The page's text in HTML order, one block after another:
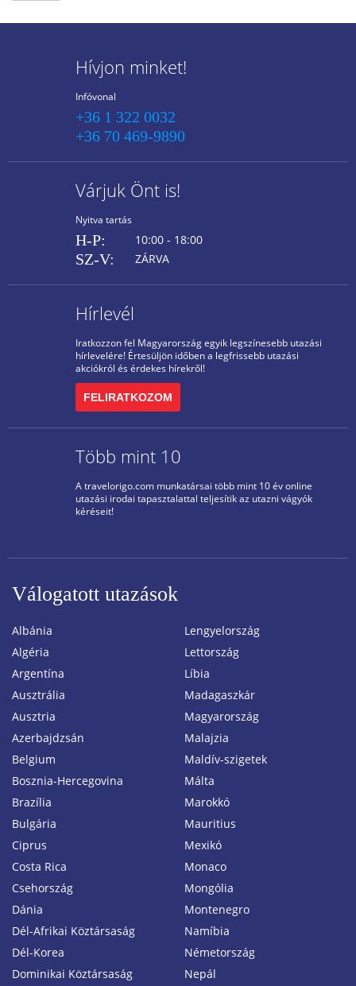
Hívjon minket!
Infóvonal
+36 1 322 0032
+36 70 469-9890
Várjuk Önt is!
Nyitva tartás
H-P: 10:00 - 18:00
SZ-V: ZÁRVA
Hírlevél
Iratkozzon fel Magyarország egyik legszínesebb utazási
hírlevelére! Értesüljön időben a legfrissebb utazási
akciókról és érdekes hírekről!
FELIRATKOZOM
Több mint 10
A travelorigo.com munkatársai több mint 10 év online
utazási irodai tapasztalattal teljesítik az utazni vágyók
kéréseit!
Válogatott utazások
Albánia
Algéria
Argentína
Ausztrália
Ausztria
Azerbajdzsán
Belgium
Bosznia-Hercegovina
Brazília
Bulgária
Ciprus
Costa Rica
Csehország
Dánia
Dél-Afrikai Köztársaság
Dél-Korea
Dominikai Köztársaság
Lengyelország
Lettország
Líbia
Madagaszkár
Magyarország
Malajzia
Maldív-szigetek
Málta
Marokkó
Mauritius
Mexikó
Monaco
Mongólia
Montenegro
Namíbia
Németország
Nepál